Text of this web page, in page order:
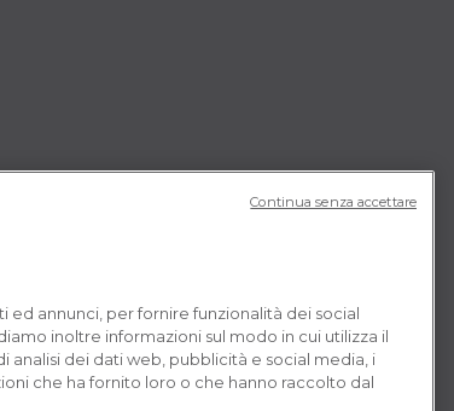
annunci, per fornire funzionalità dei social
inoltre informazioni sul modo in cui utilizza il
analisi dei dati web, pubblicità e social media, i
che ha fornito loro o che hanno raccolto dal
Continua senza accettare